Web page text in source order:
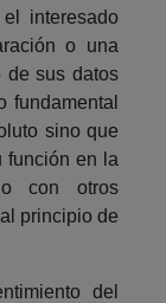
interesado
o una
de sus datos
fundamental
sino que
función en la
con otros
principio de
del